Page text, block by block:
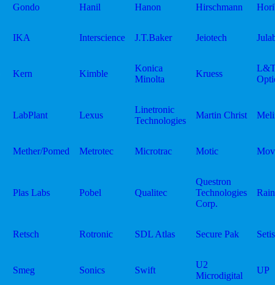
Gondo Hanil Hanon Hirschmann
IKA Interscience J.T.Baker Jeiotech
Kern Kimble
Konica
Minolta
Kruess
LabPlant Lexus
Linetronic
Technologies
Martin Christ
Mether/Pomed Metrotec Microtrac Motic
Plas Labs Pobel Qualitec
Questron
Technologies
Corp.
Retsch Rotronic SDL Atlas Secure Pak Setis
Smeg Sonics Swift
U2
Microdigital
UP